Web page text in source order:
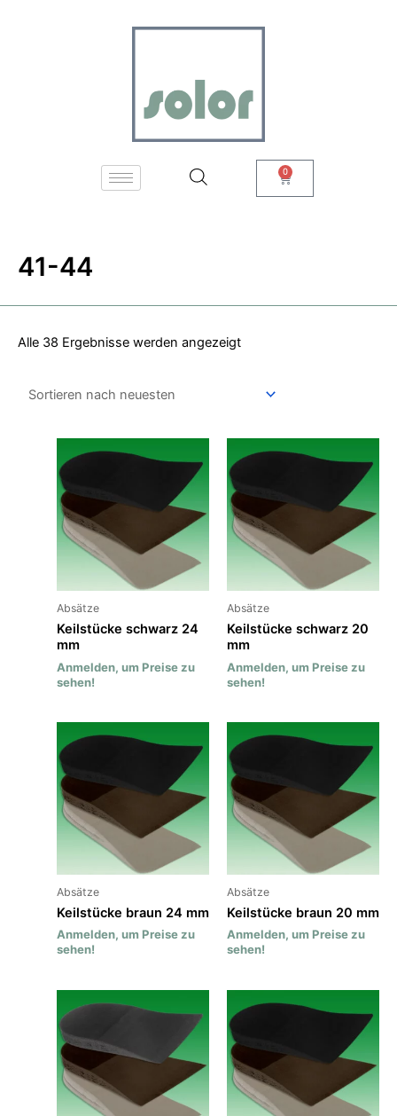
0 Warenkorb
41-44
Alle 38 Ergebnisse werden angezeigt
neuesten
Absätze
Keilstücke schwarz 24
mm
Anmelden, um Preise zu
sehen!
Absätze
Keilstücke schwarz 20
mm
Anmelden, um Preise zu
sehen!
Absätze
Keilstücke braun 24 mm
Anmelden, um Preise zu
sehen!
Absätze
Keilstücke braun 20 mm
Anmelden, um Preise zu
sehen!